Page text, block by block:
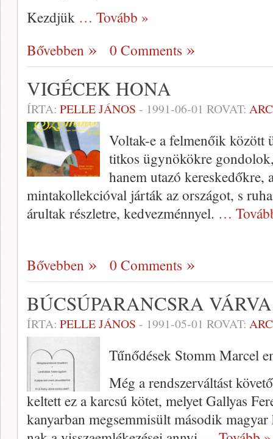
Kezdjük … Tovább »
Bővebben
0 Comments
VIGÉCEK HONA
ÍRTA: PELLE JÁNOS - 1991-06-01 ROVAT:
Voltak-e a felmenőik között
titkos ügynökökre
hanem utazó
mintakollekcióval járták az országot, s
árultak részletre, kedvezménnyel. …
Bővebben 0 Comments
BÚCSÚPARANCSRA VÁRVA
ÍRTA: PELLE JÁNOS - 1991-05-01 ROVAT:
Tűnődések Stomm Marcel
Még a rendszerváltást
keltett ez a karcsú kötet, melyet Gallyas
kanyarban megsem­misült második